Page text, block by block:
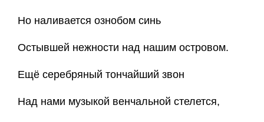
Но наливается ознобом синь
Остывшей нежности над нашим островом.
Ещё серебряный тончайший звон
Над нами музыкой венчальной стелется,